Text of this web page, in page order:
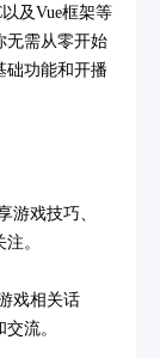
及Vue框架等
无需从零开始
础功能和开播
游戏技巧、
。
戏相关话
流。